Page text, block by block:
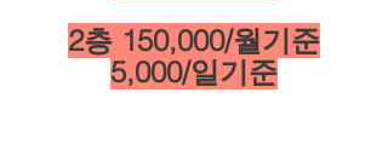
2층 150,000/월기준
5,000/일기준